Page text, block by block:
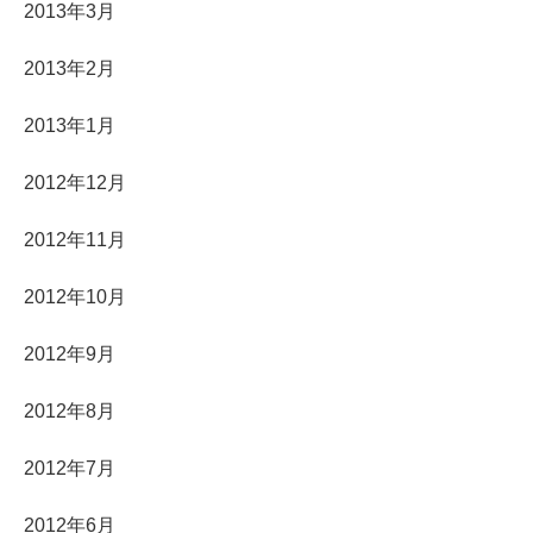
2013年3月
2013年2月
2013年1月
2012年12月
2012年11月
2012年10月
2012年9月
2012年8月
2012年7月
2012年6月